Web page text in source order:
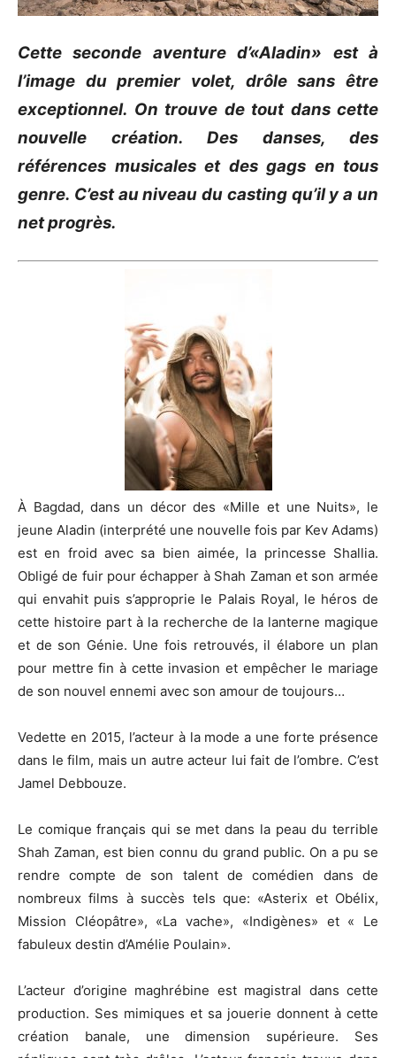
Cette seconde aventured’«Aladin» est à
l’image du premier volet, drôle sans être
exceptionnel. On trouve de tout dans cette
nouvelle création. Des danses, des
références musicales et des gags en tous
genre. C’est au niveau du casting qu’il y a un
net progrès.
À Bagdad, dans un décor des «Mille et une Nuits», le
jeune Aladin (interprété une nouvelle fois par Kev Adams)
est en froid avec sa bien aimée, la princesse Shallia.
Obligé de fuir pour échapper à Shah Zaman et son armée
qui envahit puis s’approprie le Palais Royal, le héros de
cette histoire part à la recherche de la lanterne magique
et de son Génie. Une fois retrouvés, il élabore un plan
pour mettre fin à cette invasion et empêcher le mariage
de son nouvel ennemi avec son amour de toujours…
Vedette en 2015, l’acteur à la mode a une forte présence
dans le film, mais un autre acteur lui fait de l’ombre. C’est
Jamel Debbouze.
Le comique français qui se met dans la peau du terrible
Shah Zaman, est bien connu du grand public. On a pu se
rendre compte de son talent de comédien dans de
nombreux films à succès tels que: «Asterix et Obélix,
Mission Cléopâtre», «La vache», «Indigènes» et « Le
fabuleux destin d’Amélie Poulain».
L’acteur d’origine maghrébine est magistral dans cette
production. Ses mimiques et sa jouerie donnent à cette
création banale, une dimension supérieure. Ses